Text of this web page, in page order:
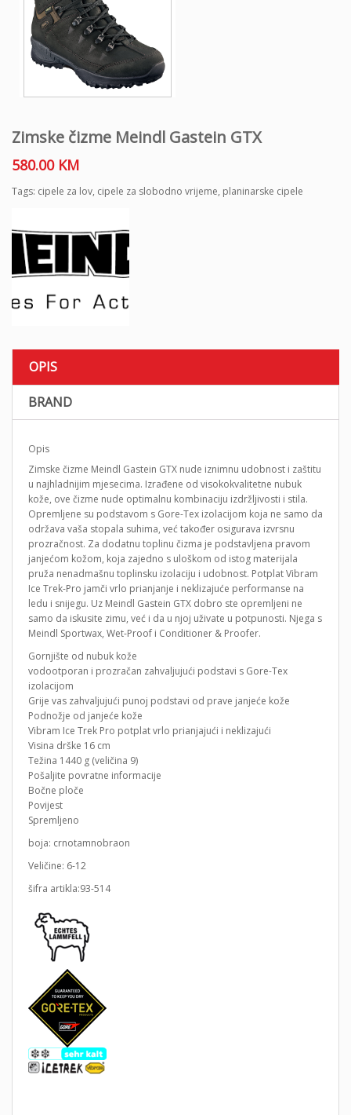
Zimske čizme Meindl Gastein GTX
580.00 KM
Tags: cipele za lov, cipele za slobodno vrijeme, planinarske cipele
OPIS
BRAND
Opis
Zimske čizme Meindl Gastein GTX nude iznimnu udobnost i zaštitu
u najhladnijim mjesecima. Izrađene od visokokvalitetne nubuk
kože, ove čizme nude optimalnu kombinaciju izdržljivosti i stila.
Opremljene su podstavom s Gore-Tex izolacijom koja ne samo da
održava vaša stopala suhima, već također osigurava izvrsnu
prozračnost. Za dodatnu toplinu čizma je podstavljena pravom
janjećom kožom, koja zajedno s uloškom od istog materijala
pruža nenadmašnu toplinsku izolaciju i udobnost. Potplat Vibram
Ice Trek-Pro jamči vrlo prianjanje i neklizajuće performanse na
ledu i snijegu. Uz Meindl Gastein GTX dobro ste opremljeni ne
samo da iskusite zimu, već i da u njoj uživate u potpunosti. Njega s
Meindl Sportwax, Wet-Proof i Conditioner & Proofer.
Gornjište od nubuk kože
vodootporan i prozračan zahvaljujući podstavi s Gore-Tex
izolacijom
Grije vas zahvaljujući punoj podstavi od prave janjeće kože
Podnožje od janjeće kože
Vibram Ice Trek Pro potplat vrlo prianjajući i neklizajući
Visina drške 16 cm
Težina 1440 g (veličina 9)
Pošaljite povratne informacije
Bočne ploče
Povijest
Spremljeno
boja: crnotamnobraon
Veličine: 6-12
šifra artikla:93-514